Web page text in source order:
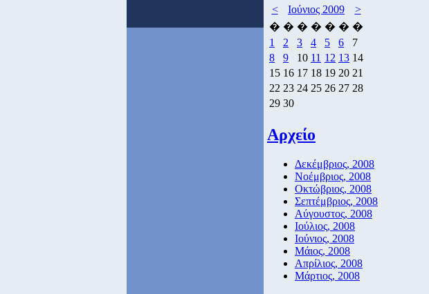
< Ιούνιος 2009
>
� � � � � � �
1
2 3 4 5 6
7
8
9 10 11 12 13 14
15 16 17 18 19 20 21
22 23 24 25 26 27 28
29 30
Αρχείο
Δεκέμβριος, 2008
Νοέμβριος, 2008
Οκτώβριος, 2008
Σεπτέμβριος, 2008
Αύγουστος, 2008
Ιούλιος, 2008
Ιούνιος, 2008
Μάιος, 2008
Απρίλιος, 2008
Μάρτιος, 2008